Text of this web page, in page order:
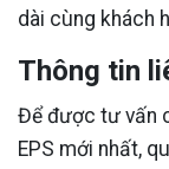
dài cùng khách
Thông tin
Để được tư vấn
EPS mới nhất,